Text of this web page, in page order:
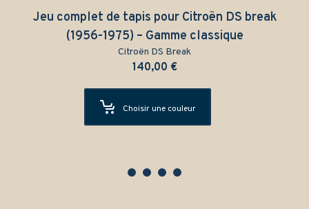
Jeu complet de tapis pour Citroën DS break
(1956-1975) – Gamme classique
Citroën DS Break
140,00 €
Choisir une couleur